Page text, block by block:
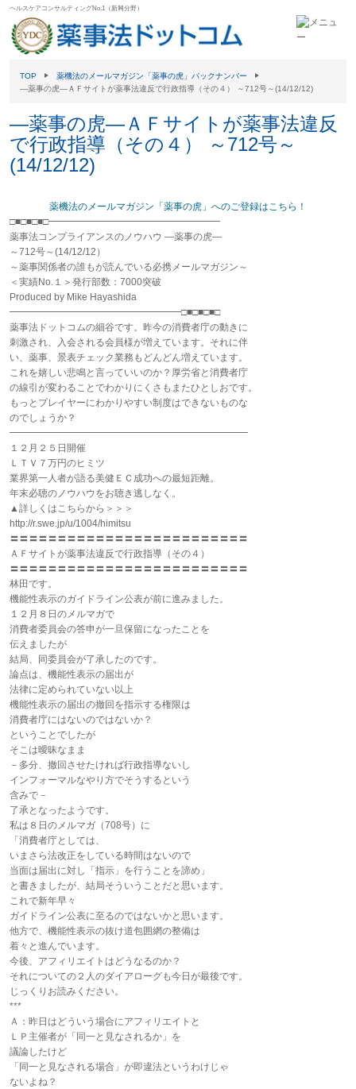
ヘルスケアコンサルティングNo.1（新興分野）
TOP
薬機法のメールマガジン「薬事の虎」バックナンバー
―薬事の虎―ＡＦサイトが薬事法違反で行政指導（その４） ～712号～(14/12/12)
―薬事の虎―ＡＦサイトが薬事法違反
で行政指導（その４） ～712号～
(14/12/12)
薬機法のメールマガジン「薬事の虎」へのご登録はこちら！
□■□■□■□━━━━━━━━━━━━━━━━━━
薬事法コンプライアンスのノウハウ ―薬事の虎―
～712号～(14/12/12）
～薬事関係者の誰もが読んでいる必携メールマガジン～
＜実績No.１＞発行部数：7000突破
Produced by Mike Hayashida
━━━━━━━━━━━━━━━━━━□■□■□■□
薬事法ドットコムの細谷です。昨今の消費者庁の動きに
刺激され、入会される会員様が増えています。それに伴
い、薬事、景表チェック業務もどんどん増えています。
これを嬉しい悲鳴と言っていいのか？厚労省と消費者庁
の線引が変わることでわかりにくさもまたひとしおです。
もっとプレイヤーにわかりやすい制度はできないものな
のでしょうか？
━━━━━━━━━━━━━━━━━━━━━━━━━
１２月２５日開催
ＬＴＶ７万円のヒミツ
業界第一人者が語る美健ＥＣ成功への最短距離。
年末必聴のノウハウをお聴き逃しなく。
▲詳しくはこちらから＞＞＞
http://r.swe.jp/u/1004/himitsu
〓〓〓〓〓〓〓〓〓〓〓〓〓〓〓〓〓〓〓〓〓〓〓〓〓
ＡＦサイトが薬事法違反で行政指導（その４）
〓〓〓〓〓〓〓〓〓〓〓〓〓〓〓〓〓〓〓〓〓〓〓〓〓
林田です。
機能性表示のガイドライン公表が前に進みました。
１２月８日のメルマガで
消費者委員会の答申が一旦保留になったことを
伝えましたが
結局、同委員会が了承したのです。
論点は、機能性表示の届出が
法律に定められていない以上
機能性表示の届出の撤回を指示する権限は
消費者庁にはないのではないか？
ということでしたが
そこは曖昧なまま
－多分、撤回させたければ行政指導ないし
インフォーマルなやり方でそうするという
含みで－
了承となったようです。
私は８日のメルマガ（708号）に
「消費者庁としては、
いまさら法改正をしている時間はないので
当面は届出に対し「指示」を行うことを諦め」
と書きましたが、結局そういうことだと思います。
これで新年早々
ガイドライン公表に至るのではないかと思います。
他方で、機能性表示の抜け道包囲網の整備は
着々と進んでいます。
今後、アフィリエイトはどうなるのか？
それについての２人のダイアローグも今日が最後です。
じっくりお読みください。
***
Ａ：昨日はどういう場合にアフィリエイトと
ＬＰ主催者が「同一と見なされるか」を
議論したけど
「同一と見なされる場合」が即違法というわけじゃ
ないよね？